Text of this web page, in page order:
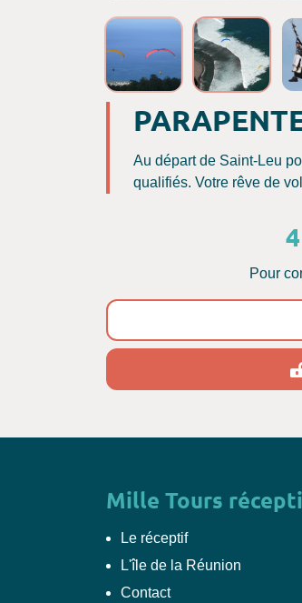
Au départ de Saint-Leu
qualifiés. Votre rêve de
4
Pour
Mille Tours
Le réceptif
L'île de la Réunion
Contact